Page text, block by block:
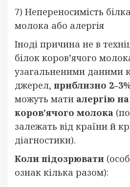
7) Непереносимість
молока або алергія
Іноді причина не в
білок коров’ячого
узагальненими даними
джерел, приблизно
можуть мати алергію
коров’ячого молока
залежать від країни й
діагностики).
Коли підозрювати
ознак кілька разом):